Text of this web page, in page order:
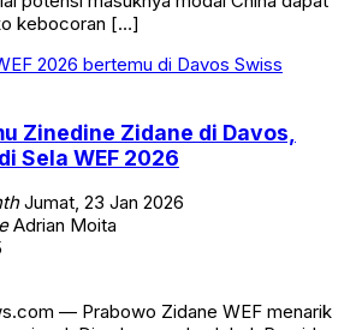
kebocoran […]
Zinedine Zidane di Davos,
Sela WEF 2026
Jumat, 23 Jan 2026
Adrian Moita
— Prabowo Zidane WEF menarik